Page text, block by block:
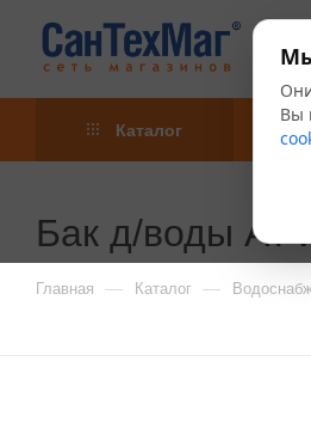
Каталог
Бак д/воды
Главная — Каталог —
Вы